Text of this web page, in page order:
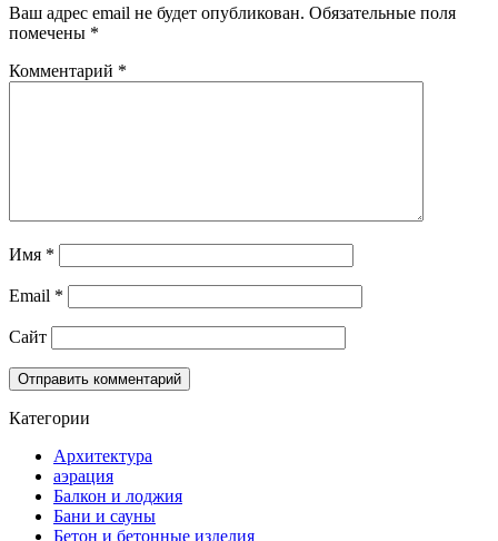
Ваш адрес email не будет опубликован. Обязательные поля
помечены *
Комментарий *
Имя *
Email *
Сайт
Категории
Архитектура
аэрация
Балкон и лоджия
Бани и сауны
Бетон и бетонные изделия